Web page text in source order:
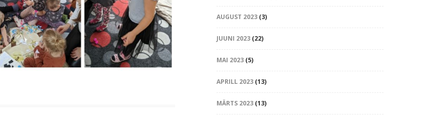
AUGUST 2023(3)
JUUNI 2023(22)
MAI 2023(5)
APRILL 2023(13)
MÄRTS 2023(13)